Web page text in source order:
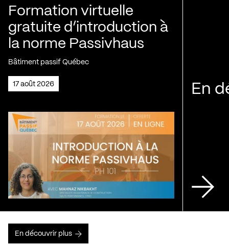
Formation virtuelle
gratuite d’introduction à
la norme Passivhaus
Bâtiment passif Québec
17 août 2026 En
En découvrir plus